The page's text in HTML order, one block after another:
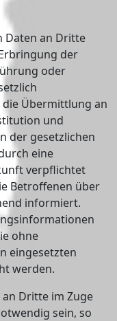
Daten an Dritte
der
oder
Übermittlung an
und
der gesetzlichen
eine
verpflichtet
Betroffenen über
informiert.
ohne
eingesetzten
werden.
Dritte im Zuge
sein, so